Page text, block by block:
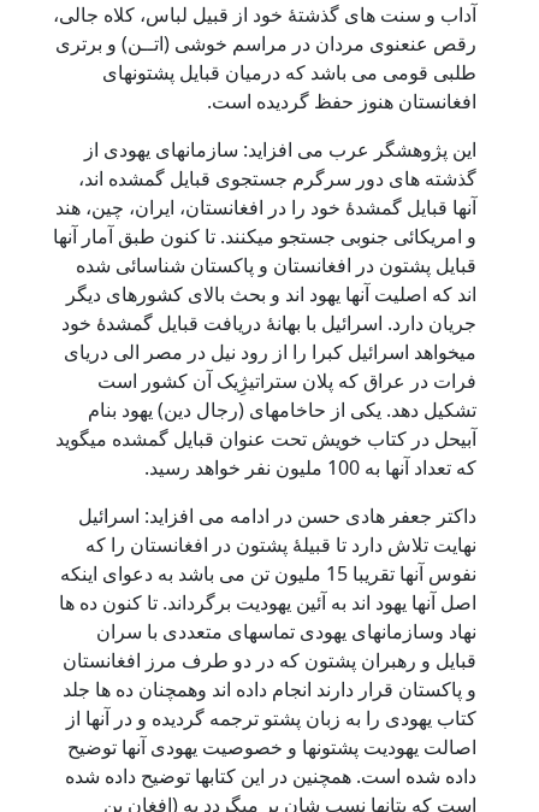
آداب و سنت های گذشتۀ خود از قبیل لباس، کلاه جالی،
رقص عنعنوی مردان در مراسم خوشی (اتــن) و برتری
طلبی قومی می باشد که درمیان قبایل پشتونهای
افغانستان هنوز حفظ گردیده است.
این پژوهشگر عرب می افزاید: سازمانهای یهودی از
گذشته های دور سرگرم جستجوی قبایل گمشده اند،
آنها قبایل گمشدۀ خود را در افغانستان، ایران، چین، هند
و امریکائی جنوبی جستجو میکنند. تا کنون طبق آمار آنها
قبایل پشتون در افغانستان و پاکستان شناسائی شده
اند که اصلیت آنها یهود اند و بحث بالای کشورهای دیگر
جریان دارد. اسرائیل با بهانۀ دریافت قبایل گمشدۀ خود
میخواهد اسرائیل کبرا را از رود نیل در مصر الی دریای
فرات در عراق که پلان ستراتیژِیک آن کشور است
تشکیل دهد. یکی از حاخامهای (رجال دین) یهود بنام
آبیحل در کتاب خویش تحت عنوان قبایل گمشده میگوید
که تعداد آنها به 100 ملیون نفر خواهد رسید.
داکتر جعفر هادی حسن در ادامه می افزاید: اسرائیل
نهایت تلاش دارد تا قبیلۀ پشتون در افغانستان را که
نفوس آنها تقریبا 15 ملیون تن می باشد به دعوای اینکه
اصل آنها یهود اند به آئین یهودیت برگرداند. تا کنون ده ها
نهاد وسازمانهای یهودی تماسهای متعددی با سران
قبایل و رهبران پشتون که در دو طرف مرز افغانستان
و پاکستان قرار دارند انجام داده اند وهمچنان ده ها جلد
کتاب یهودی را به زبان پشتو ترجمه گردیده و در آنها از
اصالت یهودیت پشتونها و خصوصیت یهودی آنها توضیح
داده شده است. همچنین در این کتابها توضیح داده شده
است که پتانها نسب شان بر میگردد به (افغان بن